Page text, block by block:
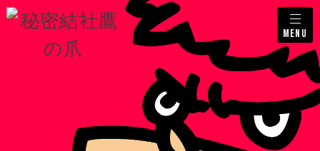
MENU